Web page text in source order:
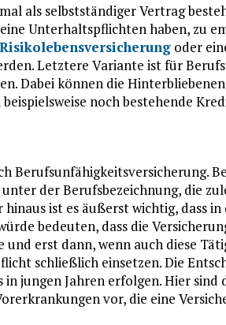
als selbstständiger Vertrag
Unterhaltspflichten haben, zu
Risikolebensversicherung oder
Letztere Variante ist für
Dabei können die
noch bestehende
Berufsunfähigkeitsversicherung.
der Berufsbezeichnung, die
ist es äußerst wichtig, dass
bedeuten, dass die
erst dann, wenn auch diese
schließlich einsetzen. Die
jungen Jahren erfolgen. Hier sind
vor, die eine